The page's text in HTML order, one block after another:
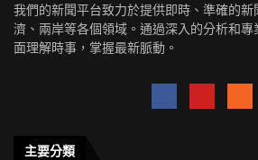
我們的新聞平台致力於提供即時、準確的
濟、兩岸等各個領域。通過深入的分析和
面理解時事，掌握最新脈動。
主要分類